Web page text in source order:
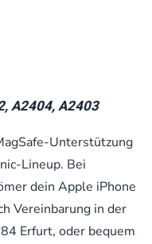
A2404, A2403
Unterstützung
Lineup. Bei
dein Apple iPhone
Vereinbarung in der
Erfurt, oder bequem